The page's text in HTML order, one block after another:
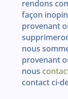
rendons
façon
provenant
nous
provenant
nous
contact ci-